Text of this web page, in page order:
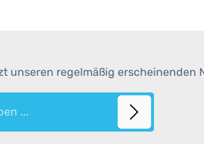
unseren regelmäßig